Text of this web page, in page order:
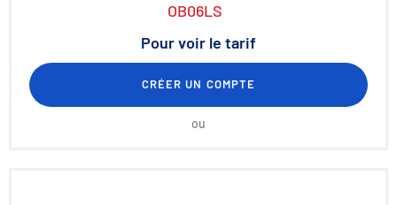
OB06LS
Pour voir le tarif
CRÉER UN COMPTE
ou